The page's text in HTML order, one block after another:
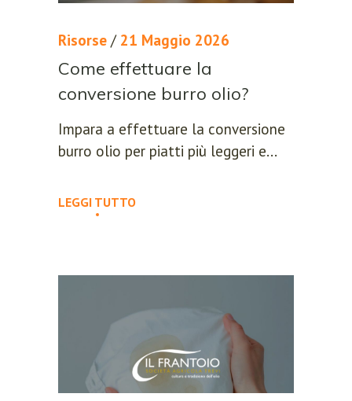
Risorse / 21 Maggio 2026
Come effettuare la
conversione burro olio?
Impara a effettuare la conversione
burro olio per piatti più leggeri e...
LEGGI TUTTO